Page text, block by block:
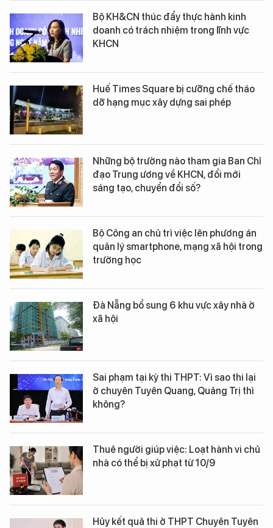
Bộ KH&CN thúc đẩy thực hành kinh
doanh có trách nhiệm trong lĩnh vực
KHCN
Huế Times Square bị cưỡng chế tháo
dỡ hạng mục xây dựng sai phép
Những bộ trưởng nào tham gia Ban Chỉ
đạo Trung ương về KHCN, đổi mới
sáng tạo, chuyển đổi số?
Bộ Công an chủ trì việc lên phương án
quản lý smartphone, mạng xã hội trong
trường học
Đà Nẵng bổ sung 6 khu vực xây nhà ở
xã hội
Sai phạm tại kỳ thi THPT: Vì sao thi lại
ở chuyên Tuyên Quang, Quảng Trị thì
không?
Thuê người giúp việc: Loạt hành vi chủ
nhà có thể bị xử phạt từ 10/9
Hủy kết quả thi ở THPT Chuyên Tuyên